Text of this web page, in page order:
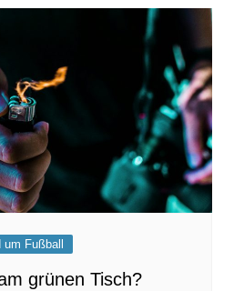
um Fußball
grünen Tisch?